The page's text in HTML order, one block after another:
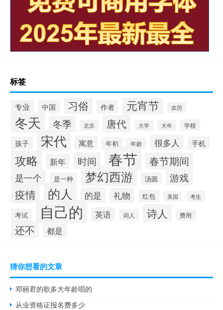
标签
专业 中国 习俗 作者 元宵节 农历
冬天 冬季 北京 唐代 大学 大年 学校
孩子 宋代 寓意 年初 年龄 很多人 手机
攻略 新年 时间 春节 春节期间
是一个 是一种 梦幻西游 汤圆 游戏
疫情 的人 的是 礼物 红包 美国 考生
考试 自己的 英语 词人 诗人 费用
还不 都是
猜你想看的文章
邓丽君的歌多大年龄唱的
从业资格证报名费多少